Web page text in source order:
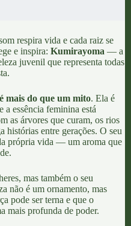
respira vida e cada raiz se
e inspira: Kumirayoma — a
juvenil que representa todas
mais do que um mito. Ela é
essência feminina está
as árvores que curam, os rios
histórias entre gerações. O seu
própria vida — um aroma que
mas também o seu
não é um ornamento, mas
pode ser terna e que o
mais profunda de poder.